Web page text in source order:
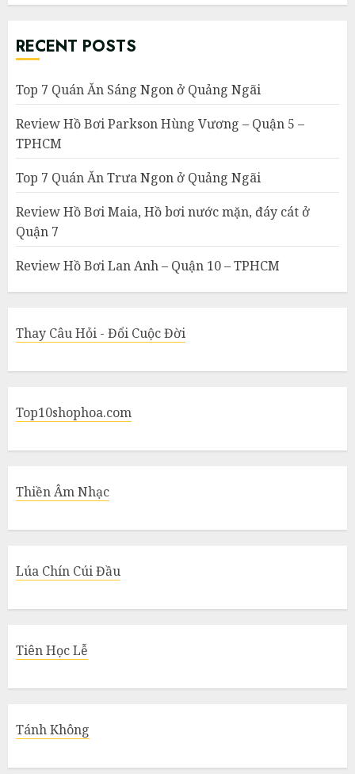
RECENT POSTS
Top 7 Quán Ăn Sáng Ngon ở Quảng Ngãi
Review Hồ Bơi Parkson Hùng Vương – Quận 5 –
TPHCM
Top 7 Quán Ăn Trưa Ngon ở Quảng Ngãi
Review Hồ Bơi Maia, Hồ bơi nước mặn, đáy cát ở
Quận 7
Review Hồ Bơi Lan Anh – Quận 10 – TPHCM
Thay Câu Hỏi - Đổi Cuộc Đời
Top10shophoa.com
Thiền Âm Nhạc
Lúa Chín Cúi Đầu
Tiên Học Lễ
Tánh Không